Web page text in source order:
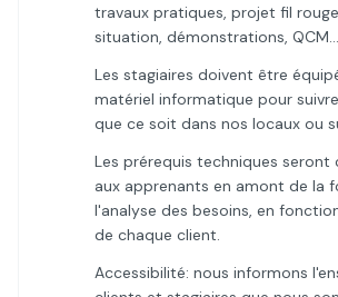
travaux pratiques, projet fil
situation, démonstrations, QCM…
Les stagiaires doivent être
matériel informatique pour
que ce soit dans nos locaux ou
Les prérequis techniques seront
aux apprenants en amont de la
l'analyse des besoins, en
de chaque client.
Accessibilité: nous informons